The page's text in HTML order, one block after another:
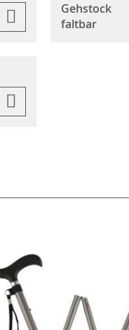
Gehstock
faltbar